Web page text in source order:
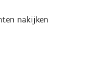
nakijken